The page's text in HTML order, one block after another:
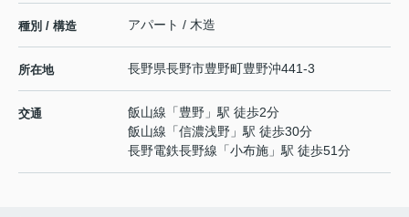
種別 / 構造 アパート / 木造
所在地 長野県長野市豊野町豊野沖441-3
交通 飯山線 「豊野 」駅 徒歩2分
飯山線 「信濃浅野 」駅 徒歩30分
長野電鉄長野線 「小布施 」駅 徒歩51分